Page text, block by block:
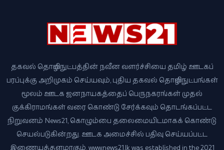
தகவல் தொழில்நுட்பத்தின் நவீன வளர்ச்சியை தமிழ் ஊடகப்
பரப்புக்கு அறிமுகம் செய்யவும், புதிய தகவல் தொழில்நுட்பங்கள்
மூலம் ஊடக ஜனநாயகத்தைப் பெருநகரங்கள் முதல்
குக்கிராமங்கள் வரை கொண்டு சேர்க்கவும் தொடங்கப்பட்ட
நிறுவனம் News21, கொழும்பை தலைமையிடமாகக் கொண்டு
செயல்படுகின்றது. ஊடக அமைச்சில் பதிவு செய்யப்பட்ட
இணையத்தளமாகும். www.news21.lk was established in the 2021